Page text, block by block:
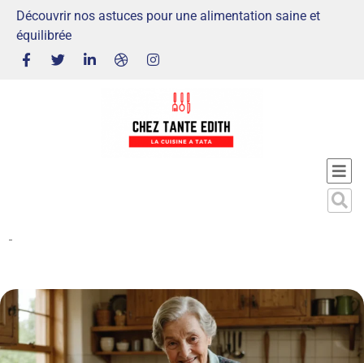
Découvrir nos astuces pour une alimentation saine et
équilibrée
-